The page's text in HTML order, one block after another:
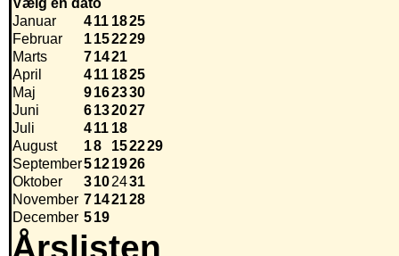
Januar
411 1825
Februar
1152229
Marts
71421
April
411 1825
Maj
9162330
Juni
6132027
Juli
411 18
August
18 152229
September5121926
Oktober
3102431
November 7142128
December 519
Årslisten